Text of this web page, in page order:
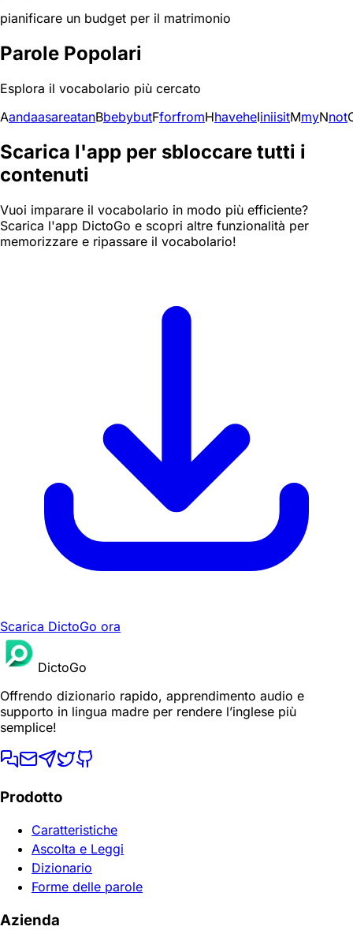
pianificare un budget per il matrimonio
Parole Popolari
Esplora il vocabolario più cercato
AandaasareatanBbebybutFforfromHhaveheIiniisitMmyNnot
Scarica l'app per sbloccare tutti i
contenuti
Vuoi imparare il vocabolario in modo più efficiente?
Scarica l'app DictoGo e scopri altre funzionalità per
memorizzare e ripassare il vocabolario!
Scarica DictoGo ora
DictoGo
Offrendo dizionario rapido, apprendimento audio e
supporto in lingua madre per rendere l’inglese più
semplice!
Prodotto
Caratteristiche
Ascolta e Leggi
Dizionario
Forme delle parole
Azienda